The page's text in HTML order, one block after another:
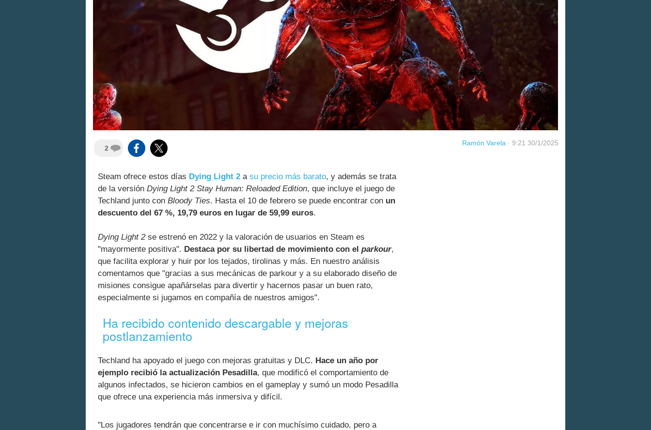
2
Ramón Varela · 9:21 30/1/2025
Steam ofrece estos días Dying Light 2 a su precio más barato, y además se trata
de la versión Dying Light 2 Stay Human: Reloaded Edition, que incluye el juego de
Techland junto con Bloody Ties. Hasta el 10 de febrero se puede encontrar con un
descuento del 67 %, 19,79 euros en lugar de 59,99 euros.
Dying Light 2se estrenó en 2022 y la valoración de usuarios en Steam es
"mayormente positiva". Destaca por su libertad de movimiento con el parkour,
que facilita explorar y huir por los tejados, tirolinas y más. En nuestro análisis
comentamos que "gracias a sus mecánicas de parkour y a su elaborado diseño de
misiones consigue apañárselas para divertir y hacernos pasar un buen rato,
especialmente si jugamos en compañía de nuestros amigos".
Ha recibido contenido descargable y mejoras
postlanzamiento
Techland ha apoyado el juego con mejoras gratuitas y DLC. Hace un año por
ejemplo recibió la actualización Pesadilla, que modificó el comportamiento de
algunos infectados, se hicieron cambios en el gameplay y sumó un modo Pesadilla
que ofrece una experiencia más inmersiva y difícil.
"Los jugadores tendrán que concentrarse e ir con muchísimo cuidado, pero a